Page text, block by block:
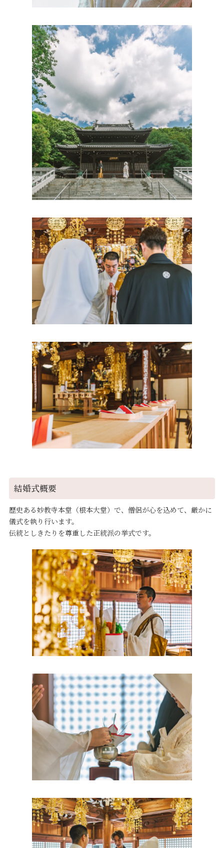
結婚式概要
歴史ある妙教寺本堂（根本大堂）で、僧侶が心を込めて、厳かに
儀式を執り行います。
伝統としきたりを尊重した正統派の挙式です。